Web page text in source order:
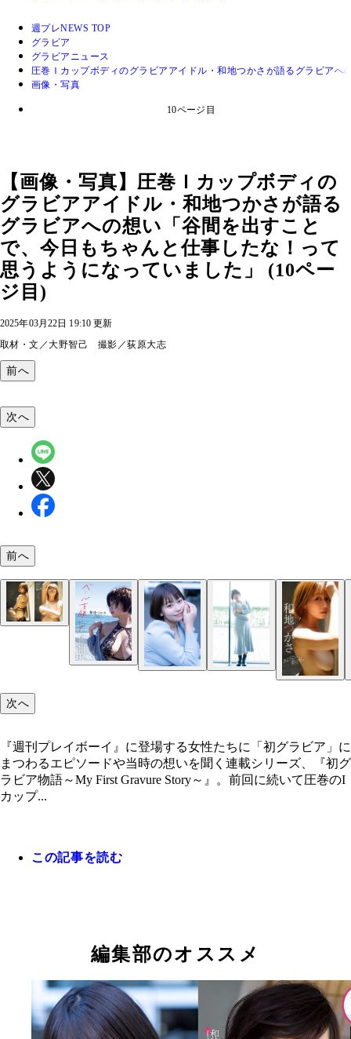
週プレNEWS TOP
グラビア
グラビアニュース
圧巻Ｉカップボディのグラビアアイドル・和地つかさが語るグラビア
画像・写真
10ページ目
【画像・写真】圧巻Ｉカップボディの
グラビアアイドル・和地つかさが語る
グラビアへの想い「谷間を出すこと
で、今日もちゃんと仕事したな！って
思うようになっていました」 (10ペー
ジ目)
2025年03月22日 19:10 更新
取材・文／大野智己 撮影／荻原大志
前へ
和地つかさ
『週刊プレイボーイ』2021年29号（撮影／佐藤佑
『さようなら、昔の私。』 和地つかさ 撮影／佐藤
価格／880円（税込） RIZAPで10.8キロの減量に成
話題を呼んだ時期のグラビア！胸のボリュームは
まに、引き締まったボディは見応え十分。自信あ
表情にも見惚れてしまう。
『ベールを脱いで』 和地つかさ 撮影／佐藤裕之 価
1,100円（税込） 30代を過ぎ、ますます輝きを放つ
つかさをストレートに撮り下ろした最新グラビア
トや手ぶらカットが満載で、お馴染みのIカップ・
魅力がさらにあふれる。
次へ
前へ
次へ
『週刊プレイボーイ』に登場する女性たちに「初グラビア」に
まつわるエピソードや当時の想いを聞く連載シリーズ、『初グ
ラビア物語～My First Gravure Story～』。前回に続いて圧巻のI
カップ...
この記事を読む
編集部のオススメ